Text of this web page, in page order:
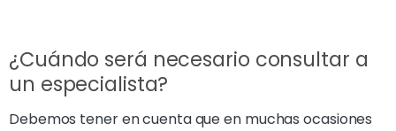
¿Cuándo será necesario consultar a
un especialista?
Debemos tener en cuenta que en muchas ocasiones